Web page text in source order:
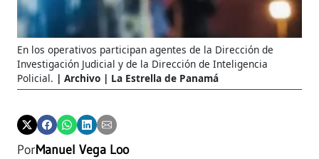
En los operativos participan agentes de la Dirección de
Investigación Judicial y de la Dirección de Inteligencia
Policial.
Archivo | La Estrella de Panamá
PorManuel Vega Loo